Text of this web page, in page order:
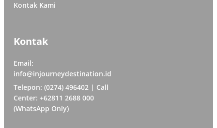
Kontak Kami
Kontak
Email:
info@injourneydestination.id
Telepon: (0274) 496402 | Call
Center: +62811 2688 000
(WhatsApp Only)